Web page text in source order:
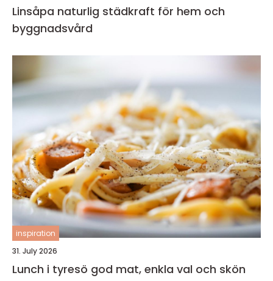
Linsåpa naturlig städkraft för hem och
byggnadsvård
inspiration
31. July 2026
Lunch i tyresö god mat, enkla val och skön